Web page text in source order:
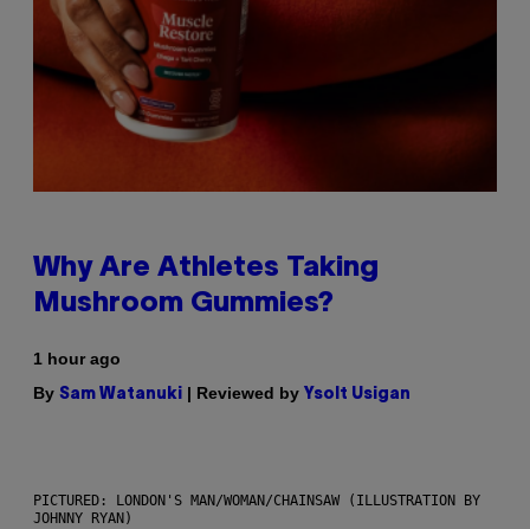
Why Are Athletes Taking
Mushroom Gummies?
1 hour ago
By Sam Watanuki | Reviewed by Ysolt Usigan
PICTURED: LONDON'S MAN/WOMAN/CHAINSAW (ILLUSTRATION BY
JOHNNY RYAN)